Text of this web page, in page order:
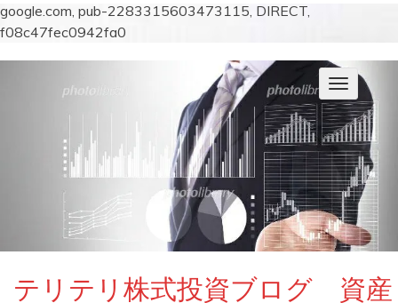
google.com, pub-2283315603473115, DIRECT,
f08c47fec0942fa0
ナ
ビ
ゲ
ー
シ
ョ
ン
を
切
り
替
テリテリ株式投資ブログ 資産